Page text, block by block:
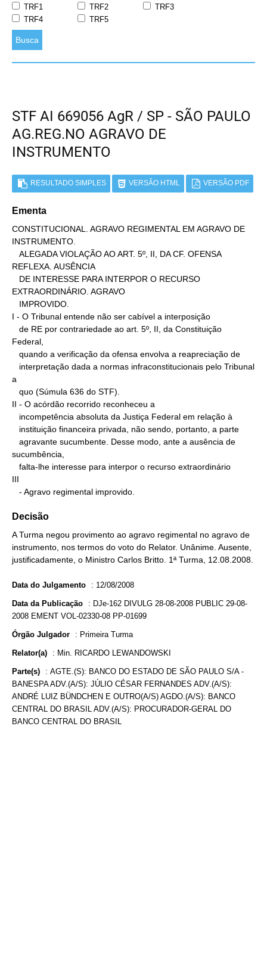
TRF1
TRF2
TRF3
TRF4
TRF5
Busca
STF AI 669056 AgR / SP - SÃO PAULO
AG.REG.NO AGRAVO DE
INSTRUMENTO
RESULTADO SIMPLES VERSÃO HTML VERSÃO PDF
Ementa
CONSTITUCIONAL. AGRAVO REGIMENTAL EM AGRAVO DE
INSTRUMENTO.
REFLEXA. AUSÊNCIA
EXTRAORDINÁRIO. AGRAVO
I - O Tribunal entende não ser cabível a interposição
Federal,
a
II - O acórdão recorrido reconheceu a
sucumbência,
III
   - Agravo regimental improvido.
Decisão
A Turma negou provimento ao agravo regimental no agravo de
instrumento, nos termos do voto do Relator. Unânime. Ausente,
justificadamente, o Ministro Carlos Britto. 1ª Turma, 12.08.2008.
Data do Julgamento : 12/08/2008
Data da Publicação : DJe-162 DIVULG 28-08-2008 PUBLIC 29-08-
2008 EMENT VOL-02330-08 PP-01699
Órgão Julgador : Primeira Turma
Relator(a) : Min. RICARDO LEWANDOWSKI
Parte(s) : AGTE.(S): BANCO DO ESTADO DE SÃO PAULO S/A -
BANESPA ADV.(A/S): JÚLIO CÉSAR FERNANDES ADV.(A/S):
ANDRÉ LUIZ BÜNDCHEN E OUTRO(A/S) AGDO.(A/S): BANCO
CENTRAL DO BRASIL ADV.(A/S): PROCURADOR-GERAL DO
BANCO CENTRAL DO BRASIL